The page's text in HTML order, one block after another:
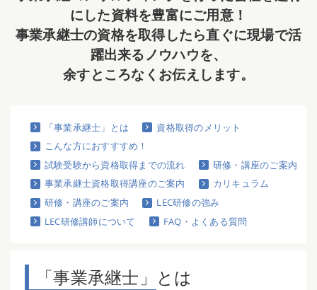
にした資料を豊富にご用意！
事業承継士の資格を取得したら直ぐに現場で活
躍出来るノウハウを、
余すところなくお伝えします。
「事業承継士」とは
資格取得のメリット
こんな方におすすすめ！
試験受験から資格取得までの流れ
研修・講座のご案内
事業承継士資格取得講座のご案内
カリキュラム
研修・講座のご案内
LEC研修の強み
LEC研修講師について
FAQ・よくある質問
「事業承継士」とは